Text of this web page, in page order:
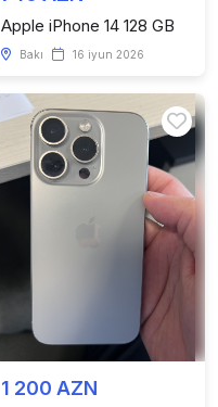
Apple iPhone 14 128 GB
Bakı 16 iyun 2026
1 200 AZN